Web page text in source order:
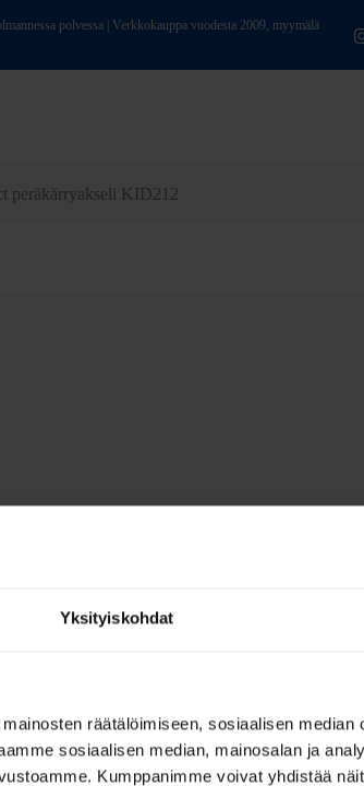
Yksityiskohdat
räätälöimiseen, sosiaalisen median
sosiaalisen median, mainosalan ja
Kumppanimme voivat yhdistää
polvessa | Verkkokauppa vuodesta 2009, myymälä
peräkärryakseli KID212